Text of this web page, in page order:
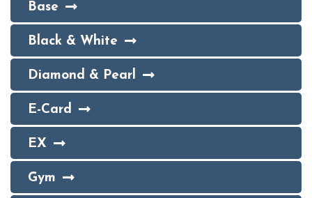
Base
Black & White
Diamond & Pearl
E-Card
EX
Gym